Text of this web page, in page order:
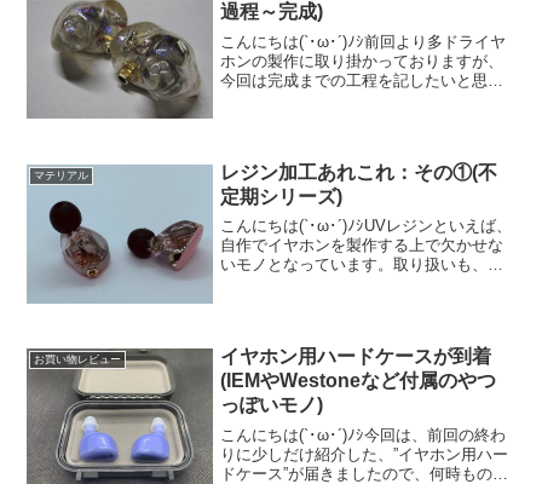
過程～完成)
こんにちは(`･ω･´)ﾉｼ前回より多ドライヤ
ホンの製作に取り掛かっておりますが、
今回は完成までの工程を記したいと思っ
マテリアル
レジン加工あれこれ：その①(不
定期シリーズ)
こんにちは(`･ω･´)ﾉｼUVレジンといえば、
自作でイヤホンを製作する上で欠かせな
いモノとなっています。取り扱いも、数
お買い物レビュー
イヤホン用ハードケースが到着
(IEMやWestoneなど付属のやつ
っぽいモノ)
こんにちは(`･ω･´)ﾉｼ今回は、前回の終わ
りに少しだけ紹介した、”イヤホン用ハー
ドケース”が届きましたので、何時もの如